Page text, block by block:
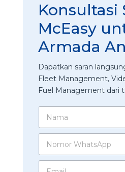
Konsultasi
McEasy
Armada
Dapatkan saran
Fleet Management,
Fuel Management dari
N
m
N
m
E